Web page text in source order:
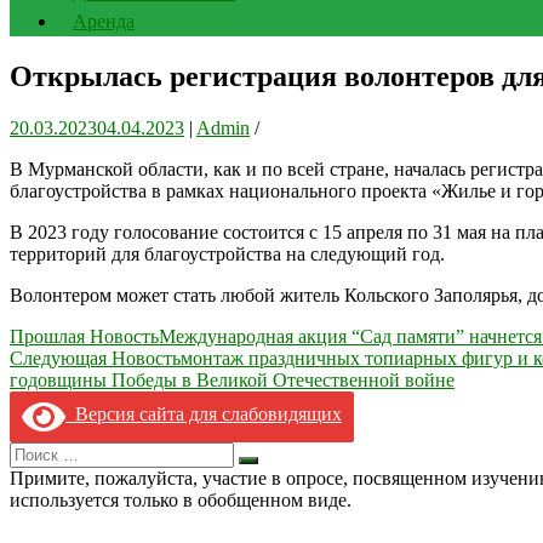
Аренда
Открылась регистрация волонтеров
20.03.202304.04.2023 | Admin /
В Мурманской области, как и по всей стране, началась
благоустройства в рамках национального проекта «Жилье и
В 2023 году голосование состоится с 15 апреля по 31 мая на
территорий для благоустройства на следующий год.
Волонтером может стать любой житель Кольского Заполярья,
Навигация
по
записям
Прошлая НовостьМеждународная акция “Сад памяти”
Следующая Новостьмонтаж праздничных топиарных фигур и
годовщины Победы в Великой Отечественной войне
Версия сайта для слабовидящих
Search
for:
Искать
Примите, пожалуйста, участие в опросе, посвященном
используется только в обобщенном виде.